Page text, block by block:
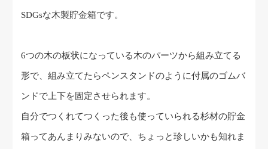
SDGsな木製貯金箱です。
6つの木の板状になっている木のパーツから組み立てる
形で、組み立てたらペンスタンドのように付属のゴムバ
ンドで上下を固定させられます。
自分でつくれてつくった後も使っていられる杉材の貯金
箱ってあんまりみないので、ちょっと珍しいかも知れま